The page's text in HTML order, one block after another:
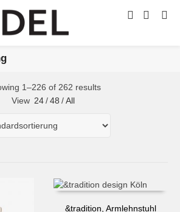
1–226 of 262 results
View 24 / 48 / All
&tradition, Armlehnstuhl